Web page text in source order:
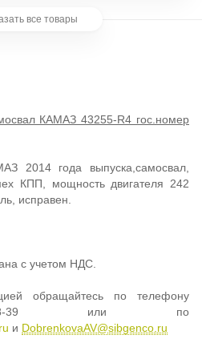
все товары
КАМАЗ 43255-R4 гос.номер
2014 года выпуска,самосвал,
КПП, мощность двигателя 242
исправен.
с учетом НДС.
обращайтесь по телефону
78-39 или по
и DobrenkovaAV@sibgenco.ru